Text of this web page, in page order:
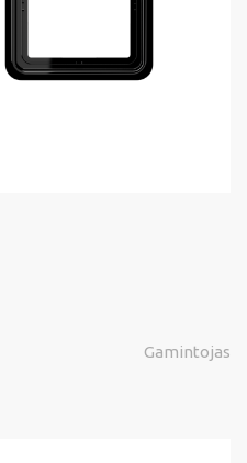
Gamintojas